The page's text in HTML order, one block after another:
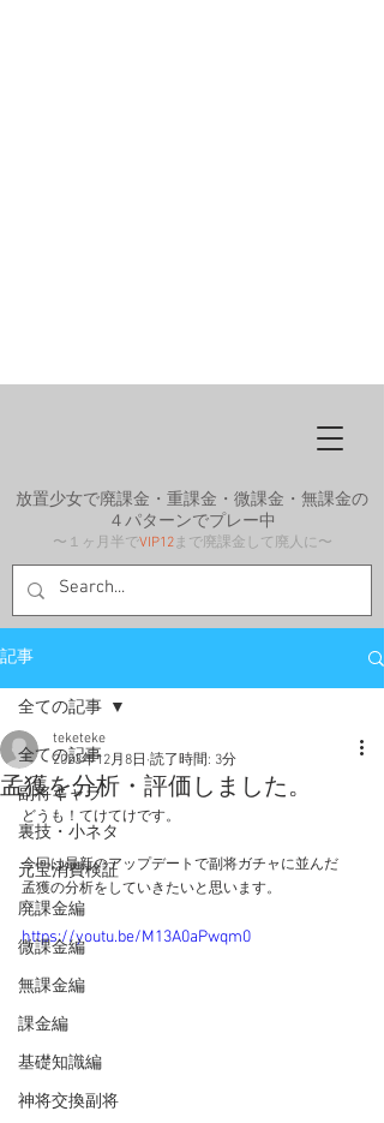
放置少女で廃課金・重課金・微課金・無課金の
４パターンでプレー中
〜１ヶ月半でVIP12まで廃課金して廃人に〜
記事
全ての記事
副将キャラ
裏技・小ネタ
元宝消費検証
廃課金編
微課金編
無課金編
課金編
基礎知識編
神将交換副将
全ての記事
孟獲を分析・評価しました。
teketeke
2023年12月8日 読了時間: 3分
どうも！てけてけです。
今回は最新のアップデートで副将ガチャに並んだ
孟獲の分析をしていきたいと思います。
https://youtu.be/M13A0aPwqm0